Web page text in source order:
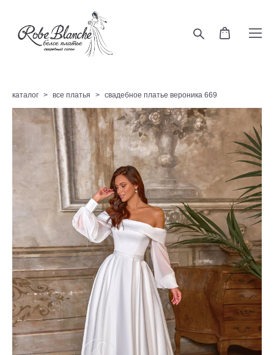
каталог > все платья > свадебное платье вероника 669